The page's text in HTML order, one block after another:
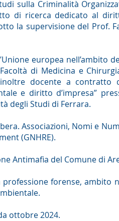
sulla Criminalità
di ricerca dedicato al
la supervisione del Prof.
europea nell’ambito
di Medicina e
docente a contratto
e diritto d’impresa”
degli Studi di Ferrara.
Associazioni, Nomi e
(GNHRE).
Antimafia del Comune di
professione forense, ambito
ottobre 2024.